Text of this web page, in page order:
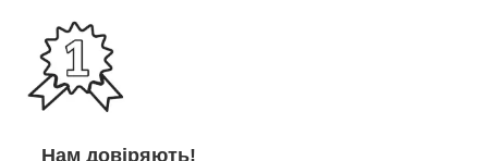
Нам довіряють!